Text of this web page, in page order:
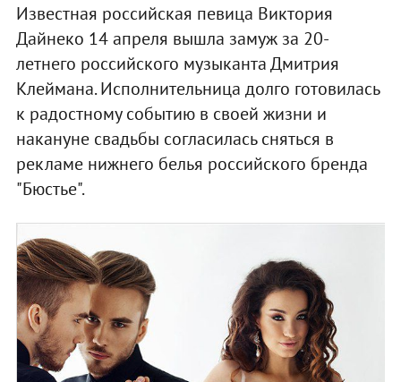
Известная российская певица Виктория
Дайнеко 14 апреля вышла замуж за 20-
летнего российского музыканта Дмитрия
Клеймана. Исполнительница долго готовилась
к радостному событию в своей жизни и
накануне свадьбы согласилась сняться в
рекламе нижнего белья российского бренда
"Бюстье".